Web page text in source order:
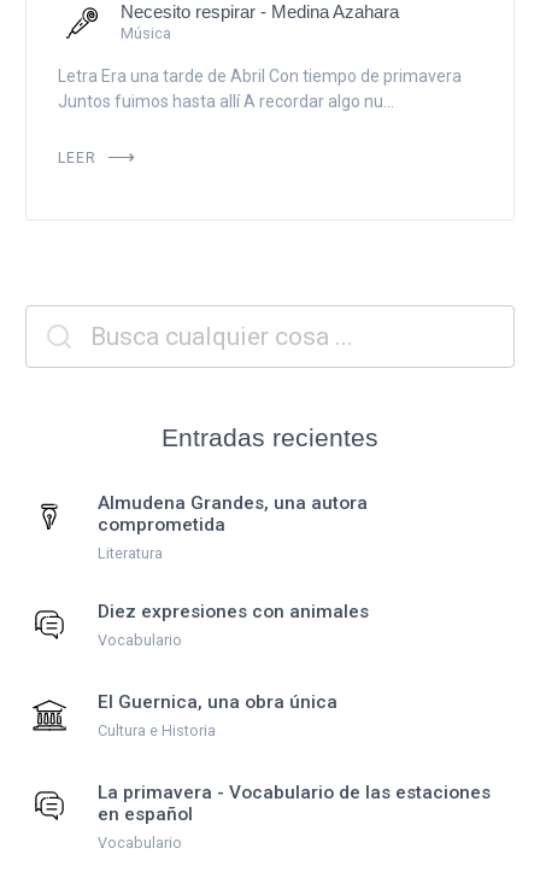
Necesito respirar - Medina Azahara
Música
Letra Era una tarde de Abril Con tiempo de primavera
Juntos fuimos hasta allí A recordar algo nu...
LEER
Entradas recientes
Almudena Grandes, una autora
comprometida
Literatura
Diez expresiones con animales
Vocabulario
El Guernica, una obra única
Cultura e Historia
La primavera - Vocabulario de las estaciones
en español
Vocabulario